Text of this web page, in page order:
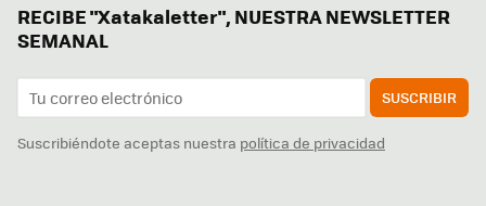
RECIBE "Xatakaletter", NUESTRA NEWSLETTER
SEMANAL
SUSCRIBIR
Suscribiéndote aceptas nuestra política de privacidad